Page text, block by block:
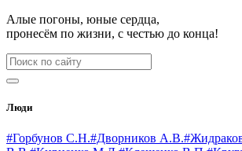
Алые погоны, юные сердца,
пронесём по жизни, с честью до конца!
Люди
#Горбунов С.Н.#Дворников А.В.